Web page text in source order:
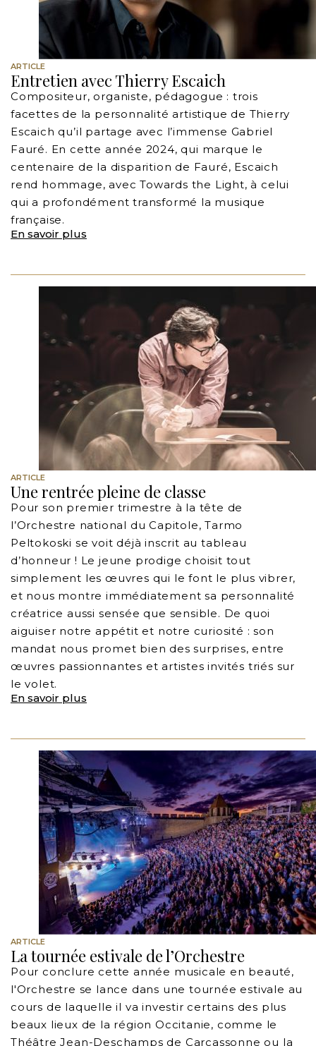
Entretien avec Thierry Escaich
ARTICLE
Compositeur, organiste, pédagogue : trois
facettes de la personnalité artistique de Thierry
Escaich qu’il partage avec l’immense Gabriel
Fauré. En cette année 2024, qui marque le
centenaire de la disparition de Fauré, Escaich
rend hommage, avec Towards the Light, à celui
qui a profondément transformé la musique
française.
En savoir plus
Une rentrée pleine de classe
ARTICLE
Pour son premier trimestre à la tête de
l’Orchestre national du Capitole, Tarmo
Peltokoski se voit déjà inscrit au tableau
d’honneur ! Le jeune prodige choisit tout
simplement les œuvres qui le font le plus vibrer,
et nous montre immédiatement sa personnalité
créatrice aussi sensée que sensible. De quoi
aiguiser notre appétit et notre curiosité : son
mandat nous promet bien des surprises, entre
œuvres passionnantes et artistes invités triés sur
le volet.
En savoir plus
La tournée estivale de l’Orchestre
ARTICLE
Pour conclure cette année musicale en beauté,
l'Orchestre se lance dans une tournée estivale au
cours de laquelle il va investir certains des plus
beaux lieux de la région Occitanie, comme le
Théâtre Jean-Deschamps de Carcassonne ou la